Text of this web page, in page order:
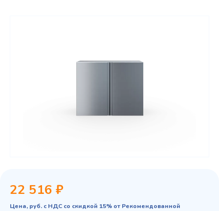
22 516 ₽
Цена, руб. с НДС со скидкой 15% от Рекомендованной